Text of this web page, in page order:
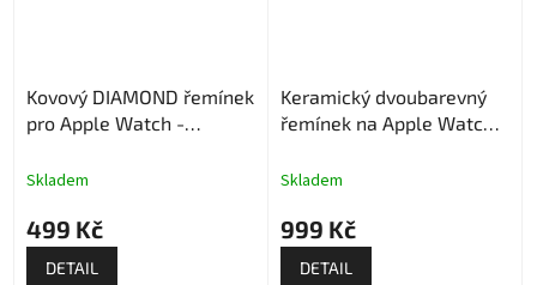
Kovový DIAMOND řemínek
pro Apple Watch -
Skladem
499 Kč
DETAIL
Keramický dvoubarevný
řemínek na Apple Watch -
Skladem
999 Kč
DETAIL